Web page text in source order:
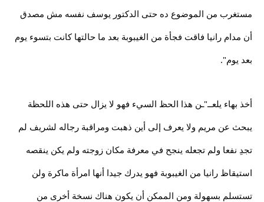
مستغرب من الموضوع ده حتى الدكتور يوسف نفسه مش مصدق
أن مدام رانيا فاقت فجأة من الغيبوبة بعد ما حالتها كانت بتسوء يوم
بعد يوم".
أخذ بهاء يلعــ"ـن هذا الحظ السيء فهو لا يزال حتى هذه اللحظة
يبحث عن مريم ولا يعرف إلى أين ذهبت ومراقبة رجاله لشريف لم
تجدِ نفعا ولم تجعله ينجح في معرفة مكان زوجته ولم يكن ينقصه
استيقاظ رانيا من الغيبوبة فهو يدرك جيدا أنها امرأة ماكرة ولن
تستسلم بسهولة ومن الممكن أن يكون هناك نسخة أخرى من